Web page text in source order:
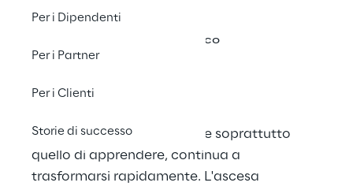
Per i Dipendenti
Per i Partner
Per i Clienti
Storie di successo
Condividi con un amico
Il nostro modo di lavorare, e soprattutto
quello di apprendere, continua a
trasformarsi rapidamente. L'ascesa